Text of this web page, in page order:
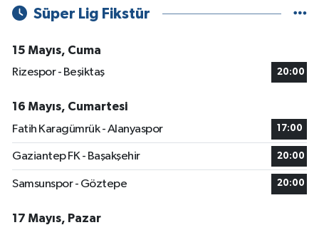
Süper Lig Fikstür
15 Mayıs, Cuma
Rizespor - Beşiktaş
20:00
16 Mayıs, Cumartesi
Fatih Karagümrük - Alanyaspor
17:00
Gaziantep FK - Başakşehir 20:00
Samsunspor - Göztepe 20:00
17 Mayıs, Pazar